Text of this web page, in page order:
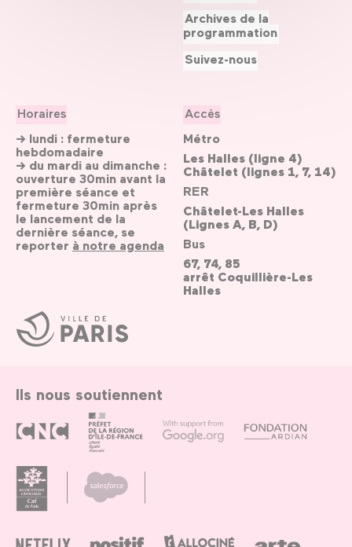
Ville
de
Paris
Horaires
→ lundi : fermeture
hebdomadaire
→ du mardi au dimanche :
ouverture 30min avant la
première séance et
fermeture 30min après
le lancement de la
dernière séance, se
reporter à notre agenda
Accès
Métro
Les Halles (ligne 4)
Châtelet (lignes 1, 7, 14)
RER
Châtelet-Les Halles
(Lignes A, B, D)
Bus
67, 74, 85
arrêt Coquillière-Les
Halles
Archives de la
programmation
Suivez-nous
Ils nous soutiennent